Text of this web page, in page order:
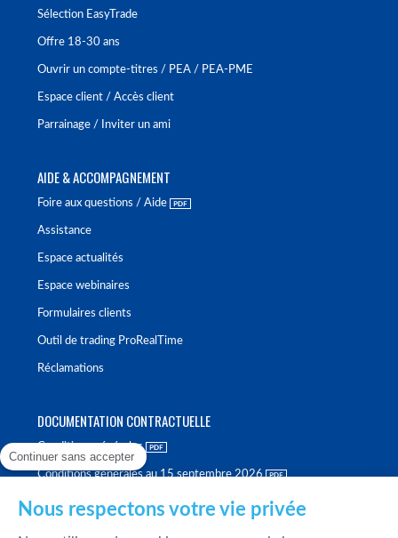
Sélection EasyTrade
Offre 18-30 ans
Ouvrir un compte-titres / PEA / PEA-PME
Espace client / Accès client
Parrainage / Inviter un ami
AIDE & ACCOMPAGNEMENT
Foire aux questions / Aide
Assistance
Espace actualités
Espace webinaires
Formulaires clients
Outil de trading ProRealTime
Réclamations
DOCUMENTATION CONTRACTUELLE
Conditions générales
Conditions générales au 15 septembre 2026
Continuer sans accepter
Nous respectons votre vie privée